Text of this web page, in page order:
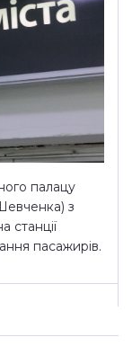
палацу
з
станції
пасажирів.